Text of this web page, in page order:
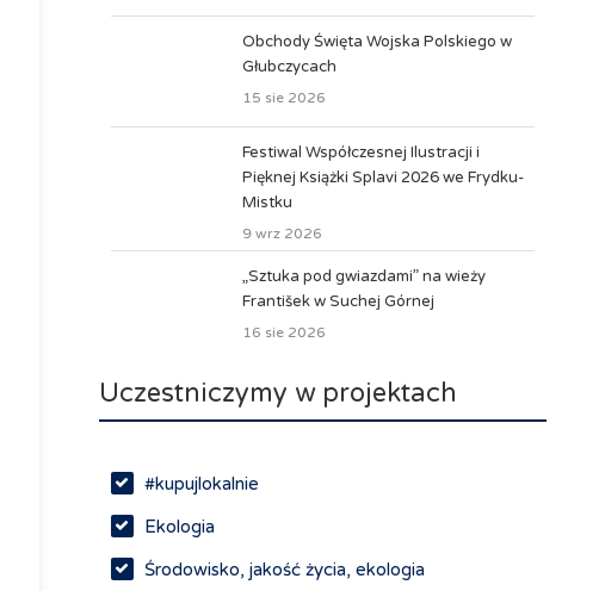
Obchody Święta Wojska Polskiego w
Głubczycach
15 sie 2026
Festiwal Współczesnej Ilustracji i
Pięknej Książki Splavi 2026 we Frydku-
Mistku
9 wrz 2026
„Sztuka pod gwiazdami” na wieży
František w Suchej Górnej
16 sie 2026
Uczestniczymy w projektach
#kupujlokalnie
Ekologia
Środowisko, jakość życia, ekologia